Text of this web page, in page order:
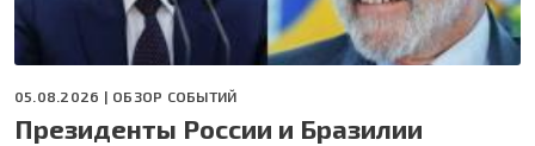
05.08.2026 | ОБЗОР СОБЫТИЙ
Президенты России и Бразилии